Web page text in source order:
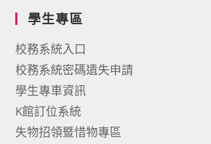
學生專區
校務系統入口
校務系統密碼遺失申請
學生專車資訊
K館訂位系統
失物招領暨惜物專區